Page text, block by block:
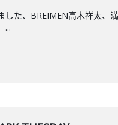
た、BREIMEN高木祥太
...